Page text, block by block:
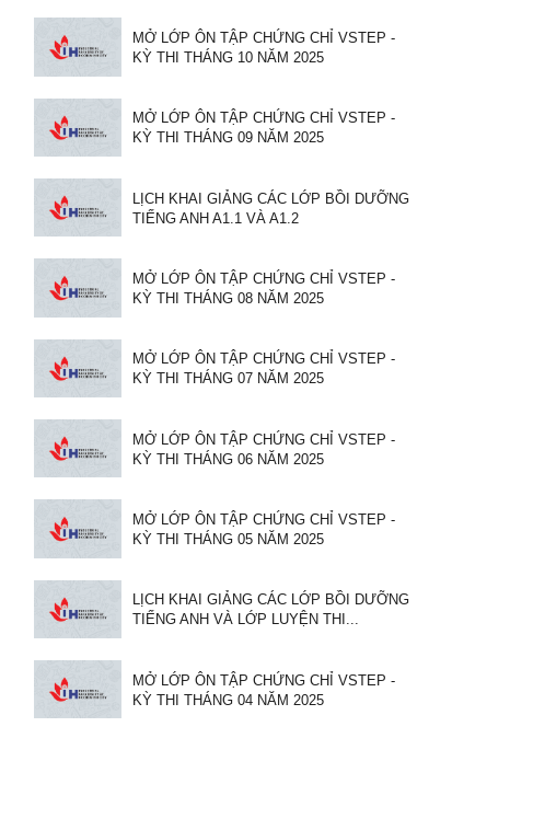
MỞ LỚP ÔN TẬP CHỨNG CHỈ VSTEP -
KỲ THI THÁNG 10 NĂM 2025
MỞ LỚP ÔN TẬP CHỨNG CHỈ VSTEP -
KỲ THI THÁNG 09 NĂM 2025
LỊCH KHAI GIẢNG CÁC LỚP BỒI DƯỠNG
TIẾNG ANH A1.1 VÀ A1.2
MỞ LỚP ÔN TẬP CHỨNG CHỈ VSTEP -
KỲ THI THÁNG 08 NĂM 2025
MỞ LỚP ÔN TẬP CHỨNG CHỈ VSTEP -
KỲ THI THÁNG 07 NĂM 2025
MỞ LỚP ÔN TẬP CHỨNG CHỈ VSTEP -
KỲ THI THÁNG 06 NĂM 2025
MỞ LỚP ÔN TẬP CHỨNG CHỈ VSTEP -
KỲ THI THÁNG 05 NĂM 2025
LỊCH KHAI GIẢNG CÁC LỚP BỒI DƯỠNG
TIẾNG ANH VÀ LỚP LUYỆN THI...
MỞ LỚP ÔN TẬP CHỨNG CHỈ VSTEP -
KỲ THI THÁNG 04 NĂM 2025